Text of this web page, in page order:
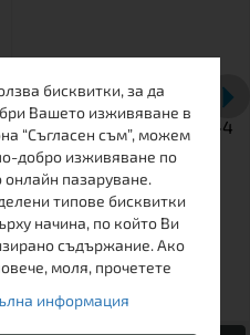
ОЧИЛА ЗА ПЛАНИНА GOG
PAMIR E460-2C | КАТ. 2-4
бисквитки, за да
Вашето изживяване в
“Съгласен съм”, можем
добро изживяване по
пазаруване.
типове бисквитки
начина, по който Ви
съдържание. Ако
моля, прочетете
информация